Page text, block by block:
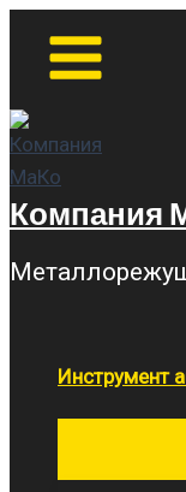
Main
Menu
Компания
Инструмент